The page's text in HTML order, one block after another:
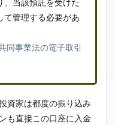
、当該預託を受けた
て管理する必要があ
同事業法の電子取引
資家は都度の振り込み
も直接この口座に入金